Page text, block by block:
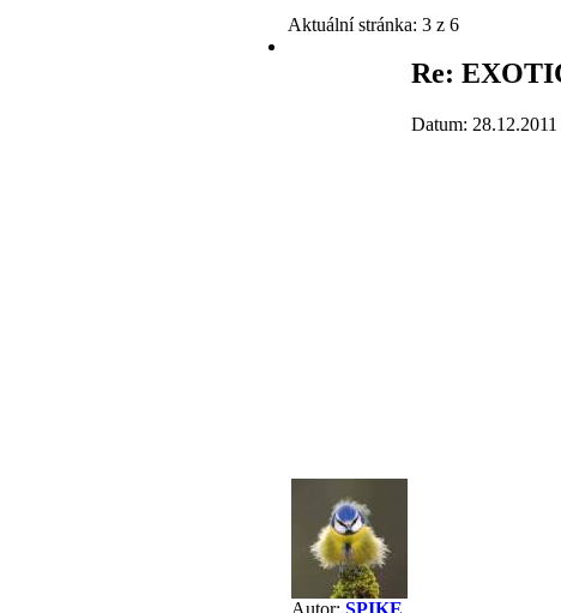
Aktuální stránka: 3 z 6
Autor: SPIKE
Re:
Datum: